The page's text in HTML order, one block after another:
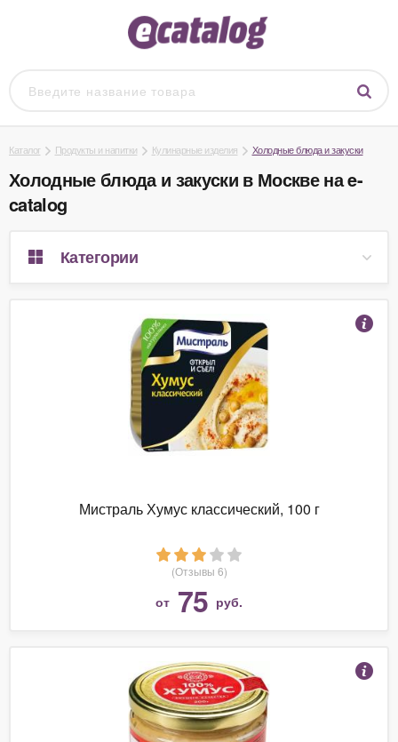
Каталог Продукты и напитки Кулинарные изделия Холодные блюда и закуски
Холодные блюда и закуски в Москве на e-
catalog
Категории
Мистраль Хумус классический, 100 г
(Отзывы 6)
от 75 руб.